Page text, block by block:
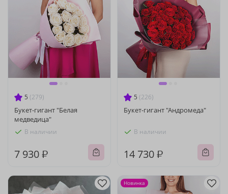
5 (279)
Букет-гигант "Белая
медведица"
В наличии
7 930 ₽
5 (226)
Букет-гигант "Андромеда"
В наличии
14 730 ₽
Новинка